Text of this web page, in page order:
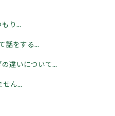
り...
話をする...
違いについて...
せん...